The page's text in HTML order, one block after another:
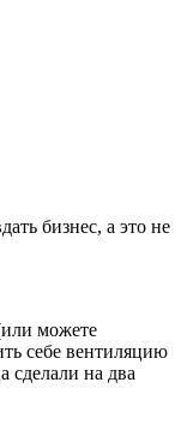
бизнес, а это не
можете
себе вентиляцию
сделали на два